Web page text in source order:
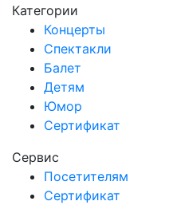
Категории
Концерты
Спектакли
Балет
Детям
Юмор
Сертификат
Сервис
Посетителям
Сертификат